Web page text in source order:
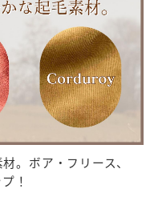
。ボア・フリース、
！